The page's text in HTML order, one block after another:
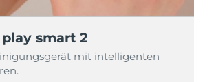
smart 2
mit intelligenten